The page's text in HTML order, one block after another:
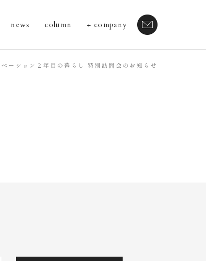
news column company
ベーション２年目の暮らし 特別訪問会のお知らせ